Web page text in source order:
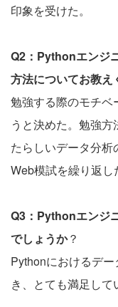
印象を受けた。
Q2：Pythonエンジ
方法についてお教え
勉強する際のモチベ
うと決めた。勉強
たらしいデータ分
Web模試を繰り返し
Q3：Pythonエンジ
でしょうか？
Pythonにおけるデ
き、とても満足して